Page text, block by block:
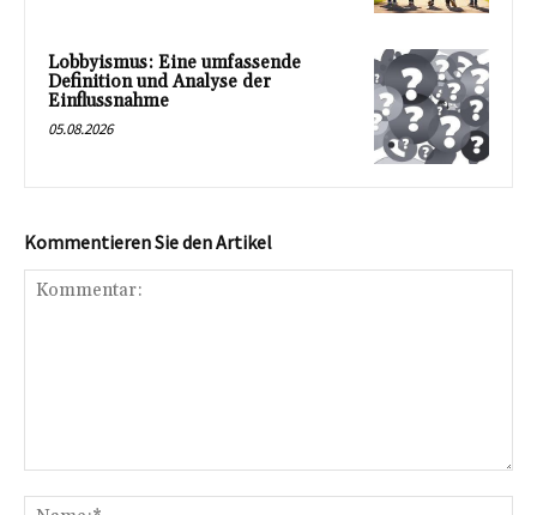
Lobbyismus: Eine umfassende
Definition und Analyse der
Einflussnahme
05.08.2026
Kommentieren Sie den Artikel